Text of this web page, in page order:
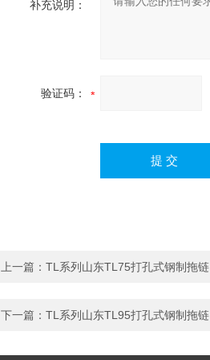
补充说明：
验证码：
上一篇： TL系列山东TL75打孔式钢制拖链
下一篇： TL系列山东TL95打孔式钢制拖链